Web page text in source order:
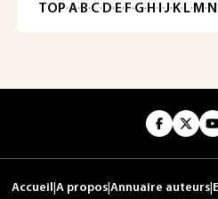
TOP·A·B·C· D· E· F·G· H · ·J· K· L· M · N
Accueil A propos Annuaire auteurs